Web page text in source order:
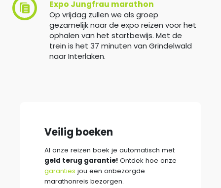
Expo Jungfrau marathon
Op vrijdag zullen we als groep
gezamelijk naar de expo reizen voor het
ophalen van het startbewijs. Met de
trein is het 37 minuten van Grindelwald
naar Interlaken.
Veilig boeken
Al onze reizen boek je automatisch met
geld terug garantie! Ontdek hoe onze
garanties jou een onbezorgde
marathonreis bezorgen.